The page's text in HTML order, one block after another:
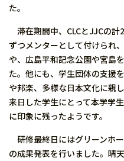
た。
滞在期間中、CLCとJJCの
ずつメンターとして付けられ
や、広島平和記念公園や宮島
た。他にも、学生団体の支援
や邦楽、多様な日本文化に親
来日した学生にとって本学学
に印象に残ったようです。
研修最終日にはグリーンホ
の成果発表を行いました。晴